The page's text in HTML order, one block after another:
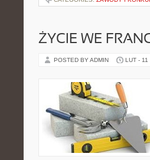
ŻYCIE WE
POSTED BY ADMIN LUT - 11